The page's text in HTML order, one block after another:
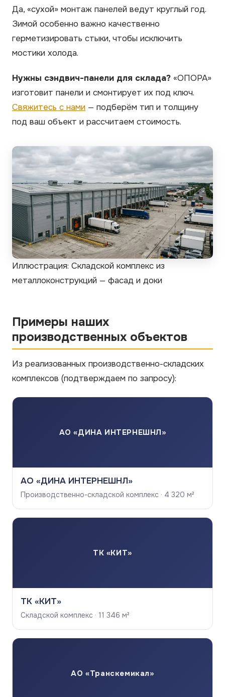
Да, «сухой» монтаж панелей ведут круглый год.
Зимой особенно важно качественно
герметизировать стыки, чтобы исключить
мостики холода.
Нужны сэндвич-панели для склада? «ОПОРА»
изготовит панели и смонтирует их под ключ.
Свяжитесь с нами — подберём тип и толщину
под ваш объект и рассчитаем стоимость.
Иллюстрация: Складской комплекс из
металлоконструкций — фасад и доки
Примеры наших
производственных объектов
Из реализованных производственно-складских
комплексов (подтверждаем по запросу):
АО «ДИНА ИНТЕРНЕШНЛ»
АО «ДИНА ИНТЕРНЕШНЛ»
Производственно-складской комплекс · 4 320 м²
ТК «КИТ»
ТК «КИТ»
Складской комплекс · 11 346 м²
АО «Транскемикал»